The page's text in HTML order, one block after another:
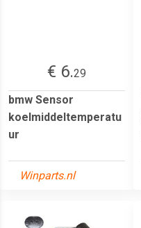
€ 6.29
bmw Sensor
koelmiddeltemperatu
ur
Winparts.nl